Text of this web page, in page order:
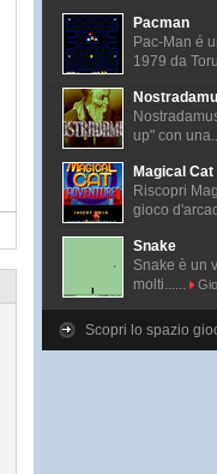
Pacman
Pac-Man é
1979 da
up" con
Magical
Riscopri
gioco
Snake
Snake è un
molti......
Scopri lo spazio